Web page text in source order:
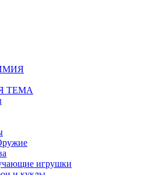
ТЕМА
игрушки